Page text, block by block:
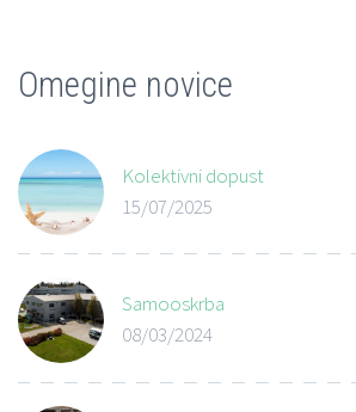
Omegine novice
Kolektivni dopust
15/07/2025
Samooskrba
08/03/2024